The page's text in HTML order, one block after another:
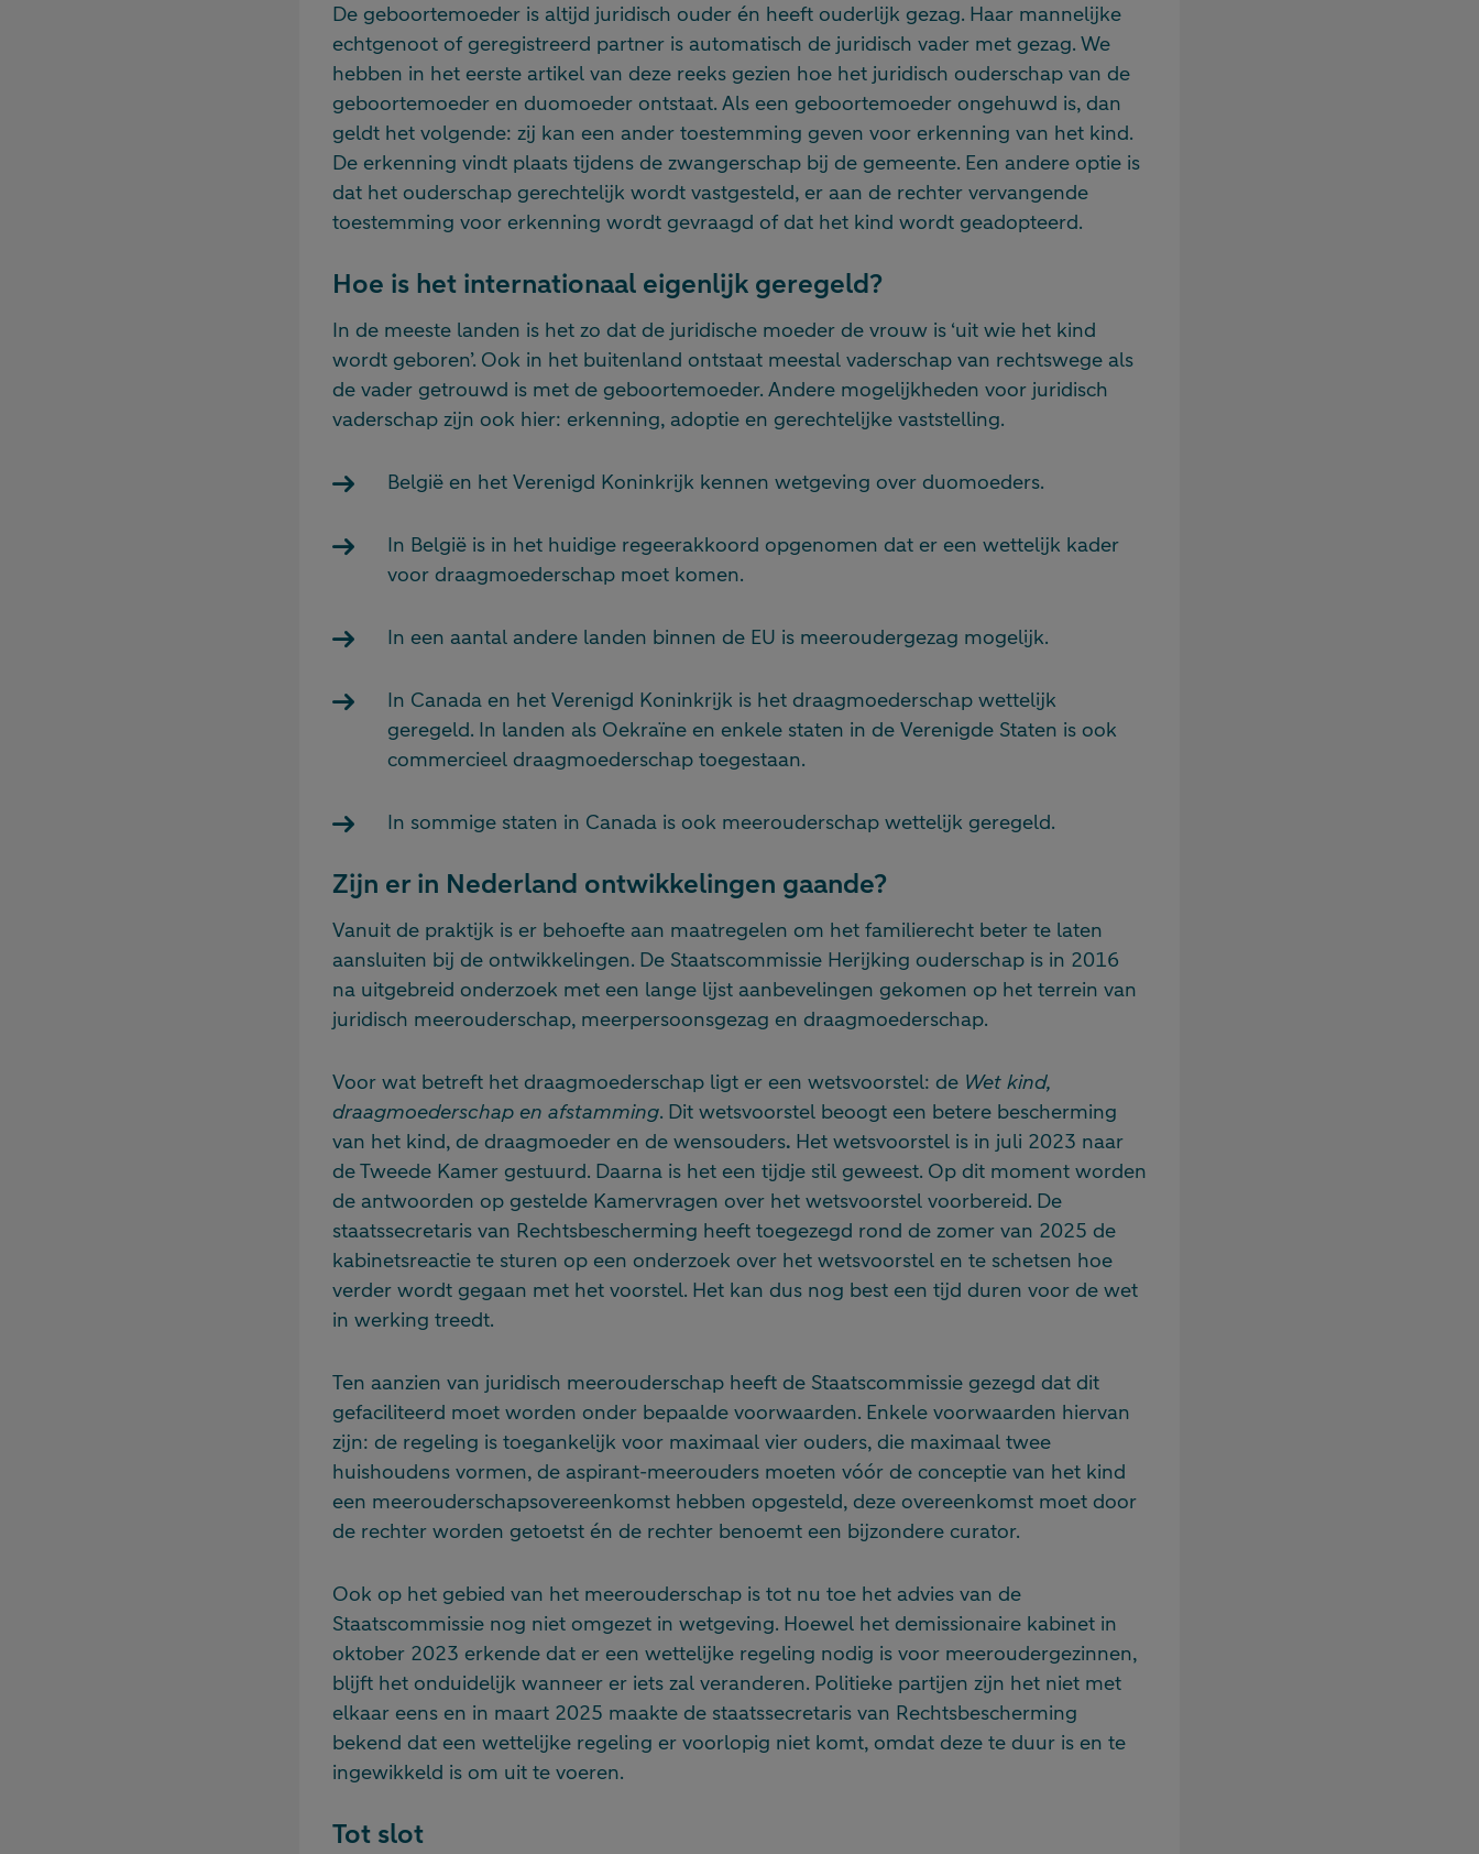
De geboortemoeder is altijd juridisch ouder én heeft ouderlijk gezag. Haar mannelijke
echtgenoot of geregistreerd partner is automatisch de juridisch vader met gezag. We
hebben in het eerste artikel van deze reeks gezien hoe het juridisch ouderschap van de
geboortemoeder en duomoeder ontstaat. Als een geboortemoeder ongehuwd is, dan
geldt het volgende: zij kan een ander toestemming geven voor erkenning van het kind.
De erkenning vindt plaats tijdens de zwangerschap bij de gemeente. Een andere optie is
dat het ouderschap gerechtelijk wordt vastgesteld, er aan de rechter vervangende
toestemming voor erkenning wordt gevraagd of dat het kind wordt geadopteerd.
Hoe is het internationaal eigenlijk geregeld?
In de meeste landen is het zo dat de juridische moeder de vrouw is ‘uit wie het kind
wordt geboren’. Ook in het buitenland ontstaat meestal vaderschap van rechtswege als
de vader getrouwd is met de geboortemoeder. Andere mogelijkheden voor juridisch
vaderschap zijn ook hier: erkenning, adoptie en gerechtelijke vaststelling.
België en het Verenigd Koninkrijk kennen wetgeving over duomoeders.
In België is in het huidige regeerakkoord opgenomen dat er een wettelijk kader
voor draagmoederschap moet komen.
In een aantal andere landen binnen de EU is meeroudergezag mogelijk.
In Canada en het Verenigd Koninkrijk is het draagmoederschap wettelijk
geregeld. In landen als Oekraïne en enkele staten in de Verenigde Staten is ook
commercieel draagmoederschap toegestaan.
In sommige staten in Canada is ook meerouderschap wettelijk geregeld.
Zijn er in Nederland ontwikkelingen gaande?
Vanuit de praktijk is er behoefte aan maatregelen om het familierecht beter te laten
aansluiten bij de ontwikkelingen. De Staatscommissie Herijking ouderschap is in 2016
na uitgebreid onderzoek met een lange lijst aanbevelingen gekomen op het terrein van
juridisch meerouderschap, meerpersoonsgezag en draagmoederschap.
Voor wat betreft het draagmoederschap ligt er een wetsvoorstel: de Wet kind,
draagmoederschap en afstamming. Dit wetsvoorstel beoogt een betere bescherming
van het kind, de draagmoeder en de wensouders. Het wetsvoorstel is in juli 2023 naar
de Tweede Kamer gestuurd. Daarna is het een tijdje stil geweest. Op dit moment worden
de antwoorden op gestelde Kamervragen over het wetsvoorstel voorbereid. De
staatssecretaris van Rechtsbescherming heeft toegezegd rond de zomer van 2025 de
kabinetsreactie te sturen op een onderzoek over het wetsvoorstel en te schetsen hoe
verder wordt gegaan met het voorstel. Het kan dus nog best een tijd duren voor de wet
in werking treedt.
Ten aanzien van juridisch meerouderschap heeft de Staatscommissie gezegd dat dit
gefaciliteerd moet worden onder bepaalde voorwaarden. Enkele voorwaarden hiervan
zijn: de regeling is toegankelijk voor maximaal vier ouders, die maximaal twee
huishoudens vormen, de aspirant-meerouders moeten vóór de conceptie van het kind
een meerouderschapsovereenkomst hebben opgesteld, deze overeenkomst moet door
de rechter worden getoetst én de rechter benoemt een bijzondere curator.
Ook op het gebied van het meerouderschap is tot nu toe het advies van de
Staatscommissie nog niet omgezet in wetgeving. Hoewel het demissionaire kabinet in
oktober 2023 erkende dat er een wettelijke regeling nodig is voor meeroudergezinnen,
blijft het onduidelijk wanneer er iets zal veranderen. Politieke partijen zijn het niet met
elkaar eens en in maart 2025 maakte de staatssecretaris van Rechtsbescherming
bekend dat een wettelijke regeling er voorlopig niet komt, omdat deze te duur is en te
ingewikkeld is om uit te voeren.
Tot slot